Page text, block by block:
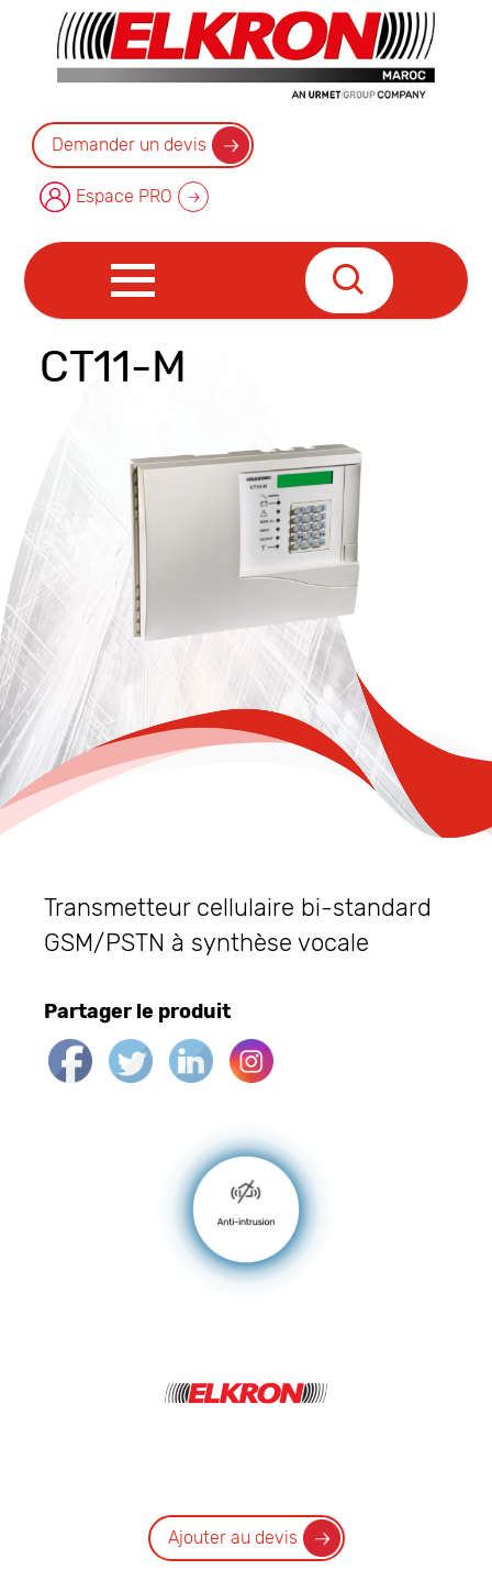
Demander un devis
Espace PRO
CT11-M
Transmetteur cellulaire bi-standard
GSM/PSTN à synthèse vocale
Partager le produit
Ajouter au devis